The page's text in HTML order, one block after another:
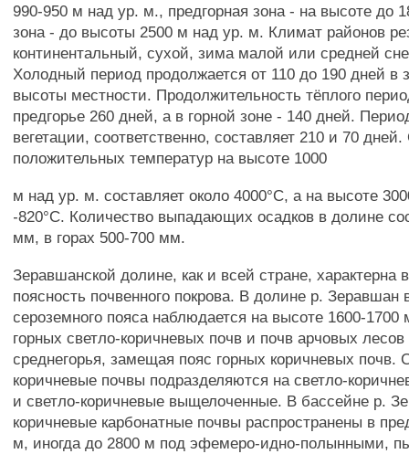
990-950 м над ур. м., предгорная зона - на высоте до
зона - до высоты 2500 м над ур. м. Климат районов
континентальный, сухой, зима малой или средней
Холодный период продолжается от 110 до 190 дней в
высоты местности. Продолжительность тёплого
предгорье 260 дней, а в горной зоне - 140 дней.
вегетации, соответственно, составляет 210 и 70
положительных температур на высоте 1000
м над ур. м. составляет около 4000°С, а на высоте
-820°С. Количество выпадающих осадков в долине
мм, в горах 500-700 мм.
Зеравшанской долине, как и всей стране, характерна
поясность почвенного покрова. В долине р. Зеравшан
сероземного пояса наблюдается на высоте 1600-
горных светло-коричневых почв и почв арчовых
среднегорья, замещая пояс горных коричневых почв.
коричневые почвы подразделяются на светло-
и светло-коричневые выщелоченные. В бассейне р.
коричневые карбонатные почвы распространены в
м, иногда до 2800 м под эфемеро-идно-полынными,